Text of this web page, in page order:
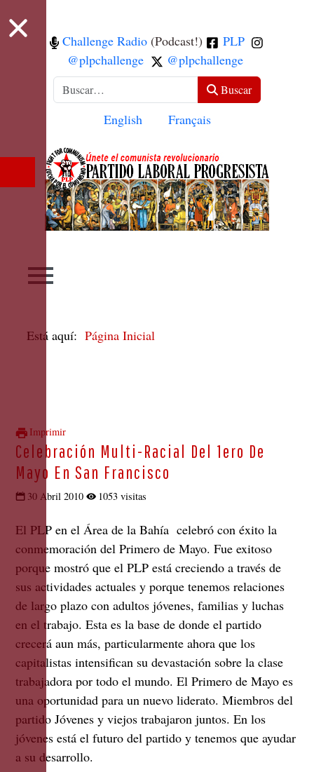
Challenge Radio (Podcast!)
PLP
@plpchallenge
@plpchallenge
Buscar Buscar
Seleccione su idioma
English Français
Está aquí:Página Inicial
Imprimir
Celebración Multi-Racial Del 1ero De
Mayo En San Francisco
30 Abril 2010 1053 visitas
El PLP en el Área de la Bahía celebró con éxito la
conmemoración del Primero de Mayo. Fue exitoso
porque mostró que el PLP está creciendo a través de
sus actividades actuales y porque tenemos relaciones
de largo plazo con adultos jóvenes, familias y luchas
en el trabajo. Esta es la base de donde el partido
crecerá aun más, particularmente ahora que los
capitalistas intensifican su devastación sobre la clase
trabajadora por todo el mundo. El Primero de Mayo es
una oportunidad para un nuevo liderato. Miembros del
partido Jóvenes y viejos trabajaron juntos. En los
jóvenes está el futuro del partido y tenemos que ayudar
a su desarrollo.